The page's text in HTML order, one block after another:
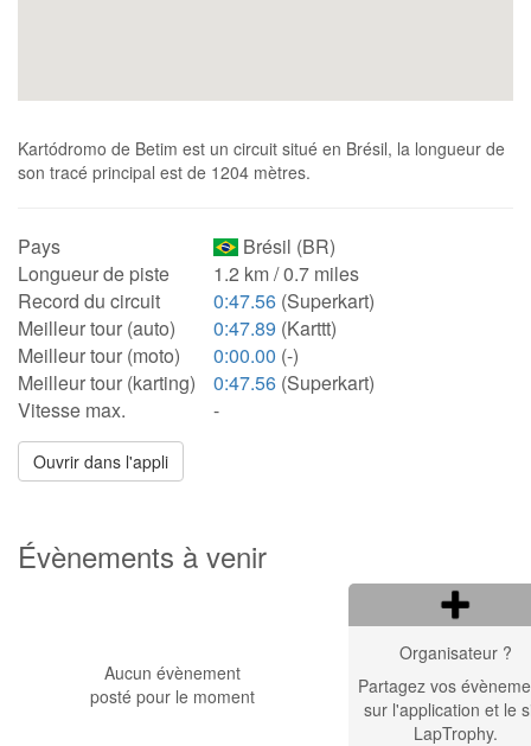
Kartódromo de Betim est un circuit situé en Brésil, la longueur de
son tracé principal est de 1204 mètres.
Pays
Brésil (BR)
Longueur de piste
1.2 km / 0.7 miles
Record du circuit
0:47.56 (Superkart)
Meilleur tour (auto)
0:47.89 (Karttt)
Meilleur tour (moto)
0:00.00 (-)
Meilleur tour (karting)
0:47.56 (Superkart)
Vitesse max.
-
Ouvrir dans l'appli
Évènements à venir
Aucun évènement
posté pour le moment
Organisateur ?
Partagez vos
sur l'application et le
LapTrophy.